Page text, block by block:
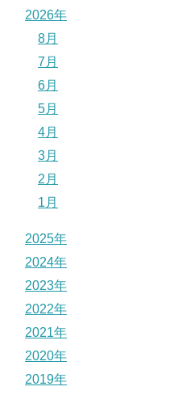
2026年
8月
7月
6月
5月
4月
3月
2月
1月
2025年
2024年
2023年
2022年
2021年
2020年
2019年